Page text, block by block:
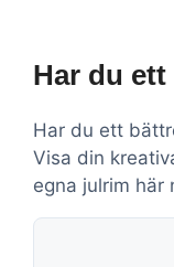
Har du
Har du ett
Visa din
egna julrim här
Kommentar